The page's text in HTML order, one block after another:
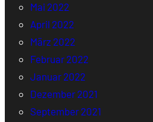
Mai 2022
April 2022
März 2022
Februar 2022
Januar 2022
Dezember 2021
September 2021